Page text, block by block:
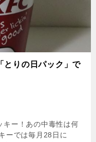
とりの日パック」で
キー！あの中毒性は何
ーでは毎月28日に